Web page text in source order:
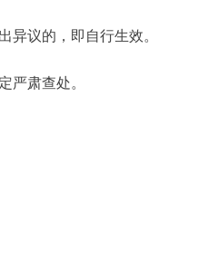
议的，即自行生效。
肃查处。